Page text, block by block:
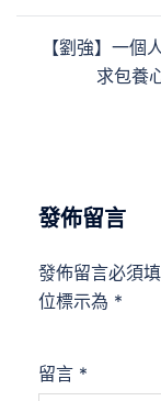
【劉強】一
求包養
發佈留言
發佈留言必須
位標示為 *
留言 *